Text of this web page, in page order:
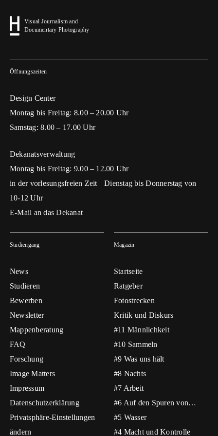
Visual Journalism and
Documentary Photography
Öffnungszeiten
Design Center
Montag bis Freitag: 8.00 – 20.00 Uhr
Samstag: 8.00 – 17.00 Uhr
Dekanatsverwaltung
Montag bis Freitag: 9.00 – 12.00 Uhr
in der vorlesungsfreien Zeit Dienstag bis Donnerstag von
10-12 Uhr
E-Mail an das Dekanat
Studiengang
News
Studieren
Bewerben
Newsletter
Mappenberatung
FAQ
Forschung
Image Matters
Impressum
Datenschutzerklärung
Privatsphäre-Einstellungen
ändern
Magazin
Startseite
Ratgeber
Fotostrecken
Kritik und Diskurs
#11 Männlichkeit
#10 Sammeln
#9 Was uns hält
#8 Nachts
#7 Arbeit
#6 Auf den Spuren von…
#5 Wasser
#4 Macht und Kontrolle